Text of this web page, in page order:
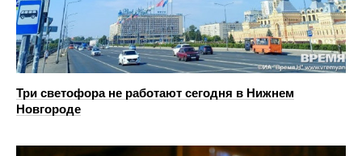
Три светофора не работают сегодня в Нижнем
Новгороде